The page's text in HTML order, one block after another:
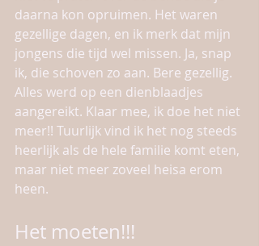
daarna kon opruimen. Het waren
gezellige dagen, en ik merk dat mijn
jongens die tijd wel missen. Ja, snap
ik, die schoven zo aan. Bere gezellig.
Alles werd op een dienblaadjes
aangereikt. Klaar mee, ik doe het niet
meer!! Tuurlijk vind ik het nog steeds
heerlijk als de hele familie komt eten,
maar niet meer zoveel heisa erom
heen.
Het moeten!!!